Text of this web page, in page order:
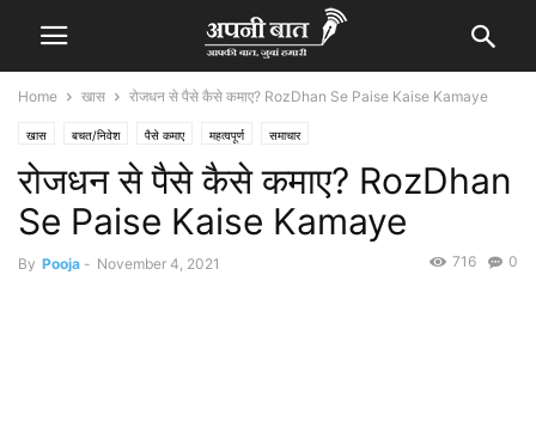
Home खास रोजधन से पैसे कैसे कमाए? RozDhan Se Paise Kaise Kamaye
खास बचत/निवेश पैसे कमाए महत्वपूर्ण समाचार
रोजधन से पैसे कैसे कमाए? RozDhan
Se Paise Kaise Kamaye
By Pooja - November 4, 2021 0
716